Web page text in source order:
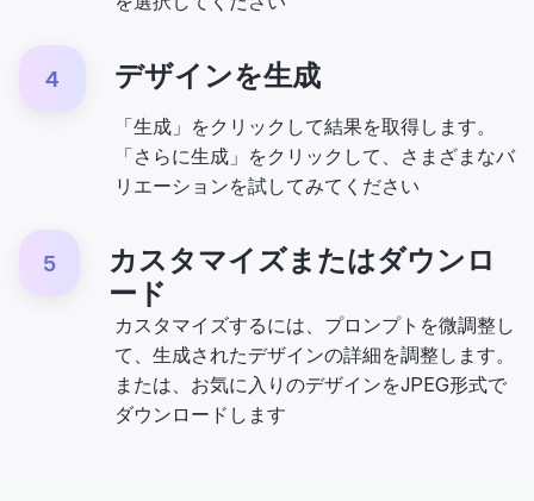
4 デザインを生成
「生成」をクリックして結果を取得します。
「さらに生成」をクリックして、さまざまなバ
リエーションを試してみてください
5
カスタマイズまたはダウンロ
ード
カスタマイズするには、プロンプトを微調整し
て、生成されたデザインの詳細を調整します。
または、お気に入りのデザインをJPEG形式で
ダウンロードします